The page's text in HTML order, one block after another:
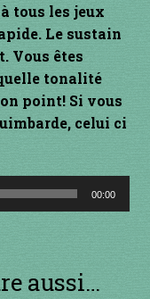
tous les jeux
Le sustain
Vous êtes
tonalité
point! Si vous
celui ci
00:00
aussi…